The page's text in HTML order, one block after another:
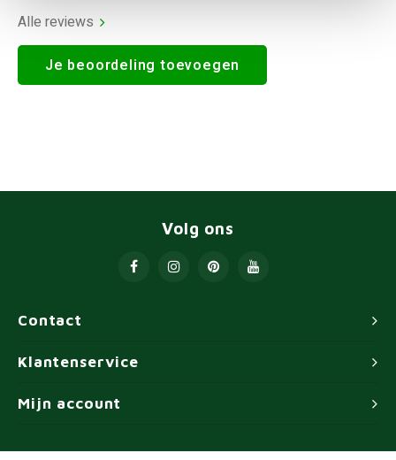
Alle reviews
Je beoordeling toevoegen
Contact
Volg ons
Klantenservice
Mijn account